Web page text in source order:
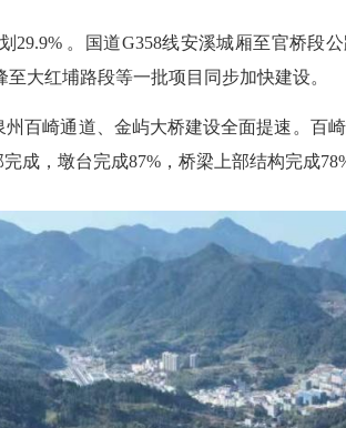
。国道G358线安溪城厢至官桥段
大红埔路段等一批项目同步加快建设。
崎通道、金屿大桥建设全面提速。百
成，墩台完成87%，桥梁上部结构完成